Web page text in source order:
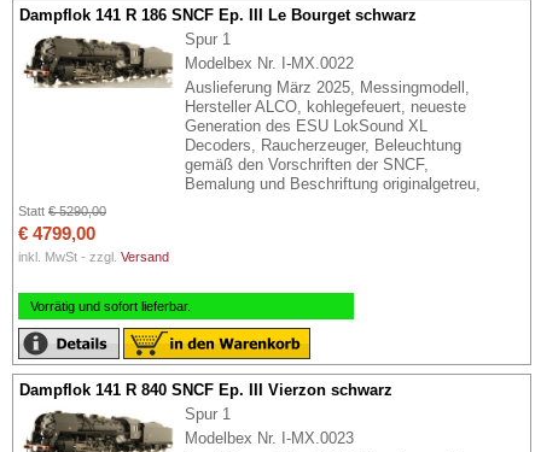
Dampflok 141 R 186 SNCF Ep. III Le Bourget schwarz
Spur 1
Modelbex Nr. I-MX.0022
Auslieferung März 2025, Messingmodell,
Hersteller ALCO, kohlegefeuert, neueste
Generation des ESU LokSound XL
Decoders, Raucherzeuger, Beleuchtung
gemäß den Vorschriften der SNCF,
Bemalung und Beschriftung originalgetreu,
Statt € 5290,00
€ 4799,00
inkl. MwSt - zzgl. Versand
Vorrätig und sofort lieferbar.
Dampflok 141 R 840 SNCF Ep. III Vierzon schwarz
Spur 1
Modelbex Nr. I-MX.0023